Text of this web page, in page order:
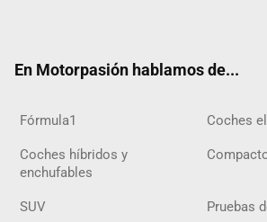
En Motorpasión hablamos de...
Fórmula1 Coches
Coches híbridos y
enchufables
SUV Pruebas